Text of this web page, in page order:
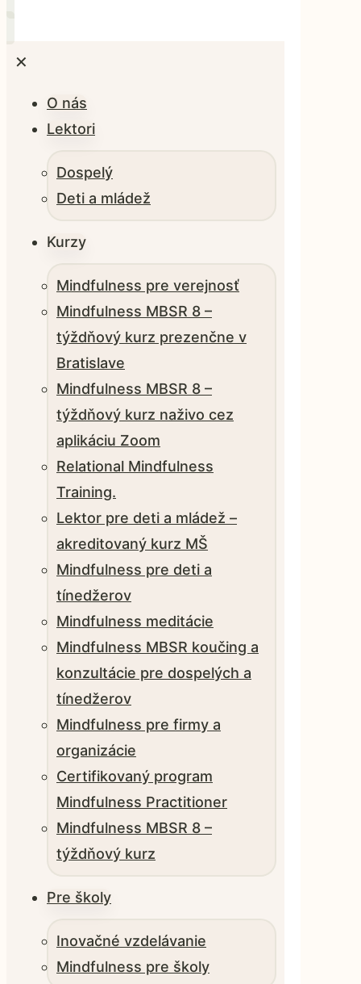
✕
O nás
Lektori
Dospelý
Deti a mládež
Kurzy
Mindfulness pre verejnosť
Mindfulness MBSR 8 –
týždňový kurz prezenčne v
Bratislave
Mindfulness MBSR 8 –
týždňový kurz naživo cez
aplikáciu Zoom
Relational Mindfulness
Training.
Lektor pre deti a mládež –
akreditovaný kurz MŠ
Mindfulness pre deti a
tínedžerov
Mindfulness meditácie
Mindfulness MBSR koučing a
konzultácie pre dospelých a
tínedžerov
Mindfulness pre firmy a
organizácie
Certifikovaný program
Mindfulness Practitioner
Mindfulness MBSR 8 –
týždňový kurz
Pre školy
Inovačné vzdelávanie
Mindfulness pre školy